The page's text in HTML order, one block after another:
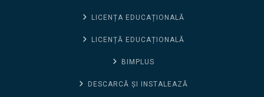
LICENȚA EDUCAȚIONALĂ
LICENȚĂ EDUCAȚIONALĂ
BIMPLUS
DESCARCĂ ȘI INSTALEAZĂ